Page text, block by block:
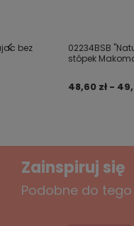
Niezwykle urocza i
uszyta z
Ramionka oraz
bez
02234BSB
stópek
48,60 zł -
Zainspiruj się
Podobne do